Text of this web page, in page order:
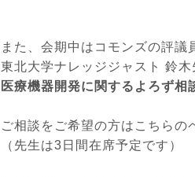
また、会期中はコモンズの評議
東北大学ナレッジジャスト 鈴
医療機器開発に関するよろず相
ご相談をご希望の方はこちらの
（先生は3日間在席予定です）